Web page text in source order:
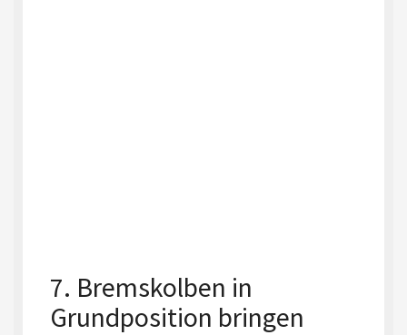
7. Bremskolben in
Grundposition bringen